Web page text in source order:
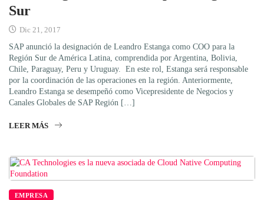
Sur
Dic 21, 2017
SAP anunció la designación de Leandro Estanga como COO para la
Región Sur de América Latina, comprendida por Argentina, Bolivia,
Chile, Paraguay, Peru y Uruguay. En este rol, Estanga será responsable
por la coordinación de las operaciones en la región. Anteriormente,
Leandro Estanga se desempeñó como Vicepresidente de Negocios y
Canales Globales de SAP Región […]
LEER MÁS
EMPRESA